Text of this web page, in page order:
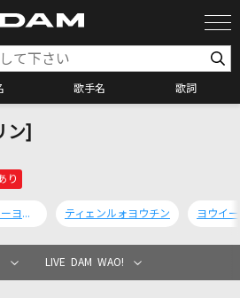
歌手名 歌詞
カラオケ検索
オケリクエスト
]
り
ゲイウォイーゴォリーヨウワンジー ティェンルォヨウチン ヨウイ
LIVE DAM WAO!